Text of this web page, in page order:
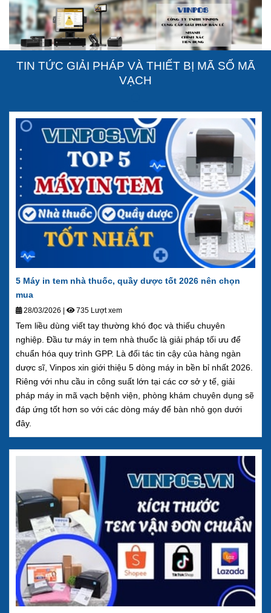
TIN TỨC GIẢI PHÁP VÀ THIẾT BỊ MÃ SỐ MÃ
VẠCH
5 Máy in tem nhà thuốc, quầy dược tốt 2026 nên chọn
mua
28/03/2026 735 Lượt xem
Tem liều dùng viết tay thường khó đọc và thiếu chuyên
nghiệp. Đầu tư máy in tem nhà thuốc là giải pháp tối ưu để
chuẩn hóa quy trình GPP. Là đối tác tin cậy của hàng ngàn
dược sĩ, Vinpos xin giới thiệu 5 dòng máy in bền bỉ nhất 2026.
Riêng với nhu cầu in công suất lớn tại các cơ sở y tế, giải
pháp máy in mã vạch bệnh viện, phòng khám chuyên dụng sẽ
đáp ứng tốt hơn so với các dòng máy để bàn nhỏ gọn dưới
đây.